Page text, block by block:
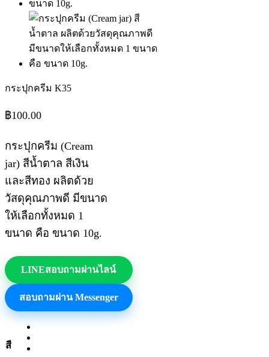
กระปุกครีม K35
฿100.00
กระปุกครีม (Cream
jar) สีน้ำตาล สีเงิน
และสีทอง ผลิตด้วย
วัสดุคุณภาพดี มีขนาด
ให้เลือกทั้งหมด 1
ขนาด คือ ขนาด 10g.
LINEสอบถามผ่านไลน์
สอบถามผ่าน Messenger
สี